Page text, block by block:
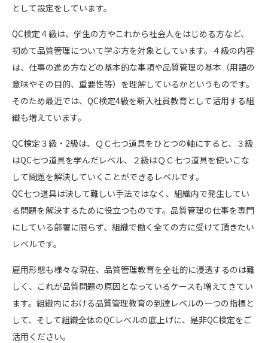
として設定をしています。
QC検定４級は、学生の方やこれから社会人をはじめる方など、
初めて品質管理について学ぶ方を対象としています。４級の内容
は、仕事の進め方などの基本的な事項や品質管理の基本（用語の
意味やその目的、重要性等）を理解しているかというものです。
そのため最近では、QC検定4級を新入社員教育として活用する組
織も増えています。
QC検定３級・2級は、ＱＣ七つ道具をひとつの軸にすると、３級
はQC七つ道具を学んだレベル、２級はＱＣ七つ道具を使いこな
して問題を解決していくことができるレベルです。
QC七つ道具は決して難しい手法ではなく、組織内で発生してい
る問題を解決するために役立つものです。品質管理の仕事を専門
にしている部署に限らず、組織で働く全ての方に受けて頂きたい
レベルです。
雇用形態も様々な現在、品質管理教育を全社的に浸透するのは難
しく、これが品質問題の原因となっているケースも増えてきてい
ます。組織内における品質管理教育の到達レベルの一つの指標と
して、そして組織全体のQCレベルの底上げに、是非QC検定をご
活用ください。